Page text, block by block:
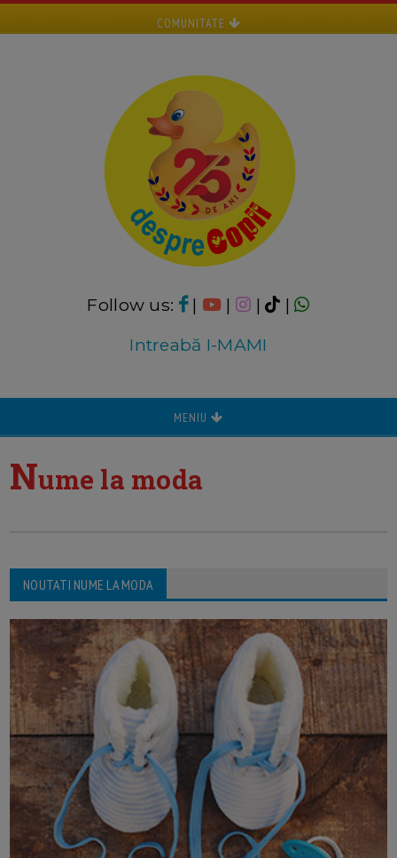
COMUNITATE
Follow us: | | |
|
Intreabă I-MAMI
MENIU
Nume la moda
NOUTATI NUME LA MODA